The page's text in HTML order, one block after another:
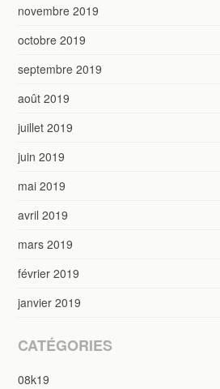
novembre 2019
octobre 2019
septembre 2019
août 2019
juillet 2019
juin 2019
mai 2019
avril 2019
mars 2019
février 2019
janvier 2019
CATÉGORIES
08k19